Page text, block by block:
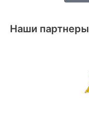
Наши партнеры